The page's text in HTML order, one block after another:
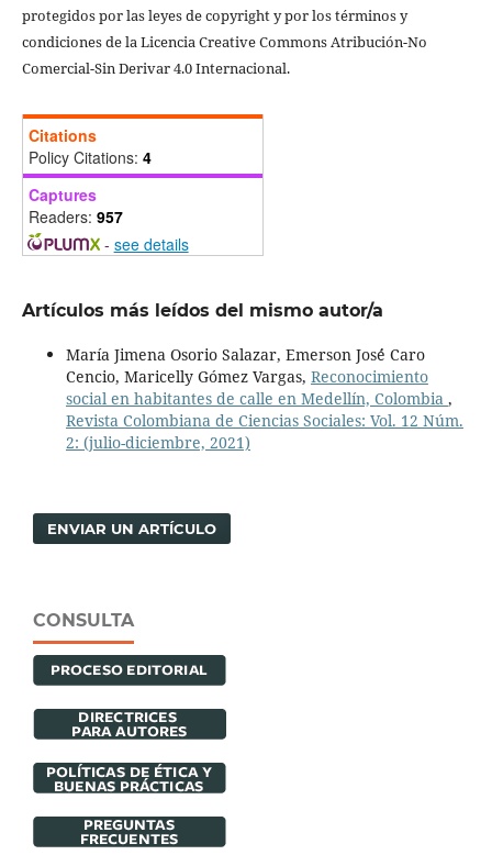
protegidos por las leyes de copyright y por los términos y
condiciones de la Licencia Creative Commons Atribución-No
Comercial-Sin Derivar 4.0 Internacional.
Citations
Policy Citations: 4
Captures
Readers: 957
- see details
Artículos más leídos del mismo autor/a
María Jimena Osorio Salazar, Emerson José́ Caro
Cencio, Maricelly Gómez Vargas, Reconocimiento
social en habitantes de calle en Medellín, Colombia ,
Revista Colombiana de Ciencias Sociales: Vol. 12 Núm.
2: (julio-diciembre, 2021)
ENVIAR UN ARTÍCULO
CONSULTA